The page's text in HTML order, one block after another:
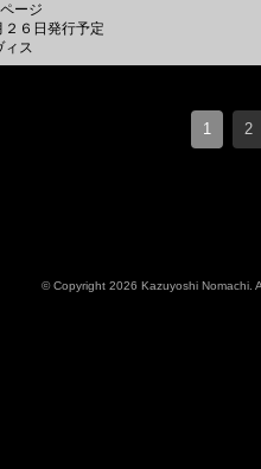
ージ
２６日発行予定
ィス
1 2
© Copyright 2026 Kazuyoshi Nomachi.